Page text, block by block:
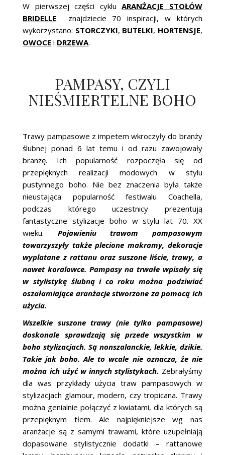
W pierwszej części cykluARANŻACJE STOŁÓW
BRIDELLE znajdziecie 70 inspiracji, w których
wykorzystano: STORCZYKI, BUTELKI, HORTENSJE,
OWOCE i DRZEWA.
PAMPASY, CZYLI
NIEŚMIERTELNE BOHO
Trawy pampasowe z impetem wkroczyły do branży
ślubnej ponad 6 lat temu i od razu zawojowały
branżę. Ich popularność rozpoczęła się od
przepięknych realizacji modowych w stylu
pustynnego boho. Nie bez znaczenia była także
nieustająca popularność festiwalu Coachella,
podczas którego uczestnicy prezentują
fantastyczne stylizacje boho w stylu lat 70. XX
wieku. Pojawieniu trawom pampasowym
towarzyszyły także plecione makramy, dekoracje
wyplatane z rattanu oraz suszone liście, trawy, a
nawet koralowce. Pampasy na trwałe wpisały się
w stylistykę ślubną i co roku można podziwiać
oszałamiające aranżacje stworzone za pomocą ich
użycia.
Wszelkie suszone trawy (nie tylko pampasowe)
doskonale sprawdzają się przede wszystkim w
boho stylizacjach. Są nonszalanckie, lekkie, dzikie.
Takie jak boho. Ale to wcale nie oznacza, że nie
można ich użyć w innych stylistykach. Zebrałyśmy
dla was przykłady użycia traw pampasowych w
stylizacjach glamour, modern, czy tropicana. Trawy
można genialnie połączyć z kwiatami, dla których są
przepięknym tłem. Ale najpiękniejsze wg nas
aranżacje są z samymi trawami, które uzupełniają
dopasowane stylistycznie dodatki – rattanowe